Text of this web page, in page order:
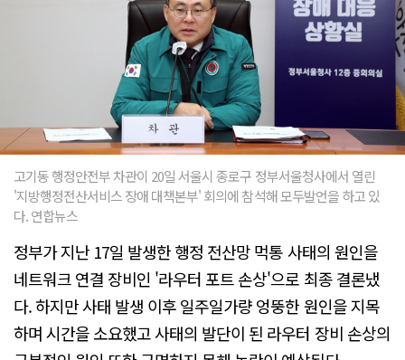
고기동 행정안전부 차관이 20일 서울시 종로구 정부서울청사에서 열린
'지방행정전산서비스 장애 대책본부' 회의에 참석해 모두발언을 하고 있
다. 연합뉴스
정부가 지난 17일 발생한 행정 전산망 먹통 사태의 원인을
네트워크 연결 장비인 '라우터 포트 손상'으로 최종 결론냈
다. 하지만 사태 발생 이후 일주일가량 엉뚱한 원인을 지목
하며 시간을 소요했고 사태의 발단이 된 라우터 장비 손상의